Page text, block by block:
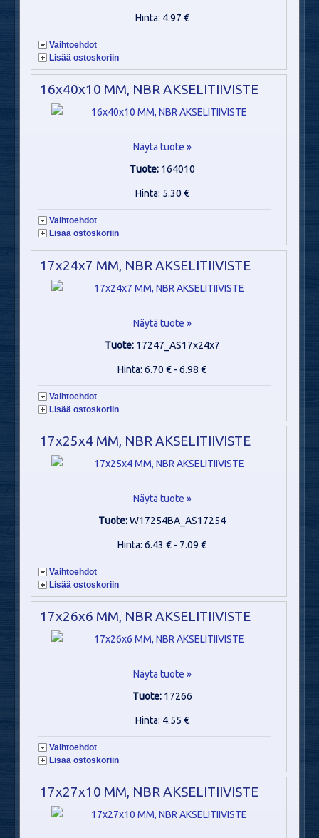
Hinta: 4.97 €
Vaihtoehdot
Lisää ostoskoriin
16x40x10 MM, NBR AKSELITIIVISTE
Näytä tuote »
Tuote: 164010
Hinta: 5.30 €
Vaihtoehdot
Lisää ostoskoriin
17x24x7 MM, NBR AKSELITIIVISTE
Näytä tuote »
Tuote: 17247_AS17x24x7
Hinta: 6.70 € - 6.98 €
Vaihtoehdot
Lisää ostoskoriin
17x25x4 MM, NBR AKSELITIIVISTE
Näytä tuote »
Tuote:W17254BA_AS17254
Hinta: 6.43 € - 7.09 €
Vaihtoehdot
Lisää ostoskoriin
17x26x6 MM, NBR AKSELITIIVISTE
Näytä tuote »
Tuote: 17266
Hinta: 4.55 €
Vaihtoehdot
Lisää ostoskoriin
17x27x10 MM, NBR AKSELITIIVISTE